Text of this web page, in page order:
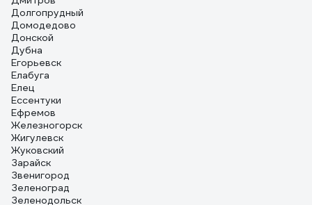
Долгопрудный
Домодедово
Донской
Дубна
Егорьевск
Елабуга
Елец
Ессентуки
Ефремов
Железногорск
Жигулевск
Жуковский
Зарайск
Звенигород
Зеленоград
Зеленодольск